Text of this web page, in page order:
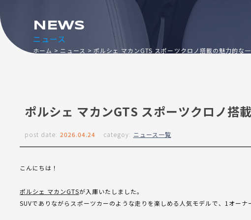
ニュース
NEWS
ホーム ニュース ポルシェ マカンGTS スポーツクロノ搭載の魅力的な一
ポルシェ マカンGTS スポーツクロノ搭
post date: 2026.04.24 categoy: ニュース一覧
こんにちは！
ポルシェ マカンGTSが入庫いたしました。
SUVでありながらスポーツカーのような走りを楽しめる人気モデルで、1オーナ